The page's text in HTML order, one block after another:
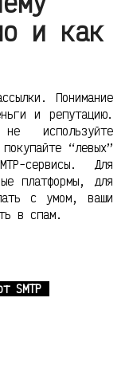
и как
Понимание
и репутацию.
не используйте
“левых”
сервисы. Для
платформы, для
с умом, ваши
в спам.
SMTP